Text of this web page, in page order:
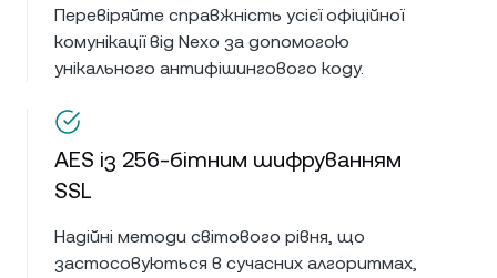
Перевіряйте справжність усієї офіційної
комунікації від Nexo за допомогою
унікального антифішингового коду.
AES із 256-бітним шифруванням
SSL
Надійні методи світового рівня, що
застосовуються в сучасних алгоритмах,